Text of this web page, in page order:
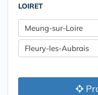
LOIRET
Meung-sur-Loire
Fleury-les-Aubrais